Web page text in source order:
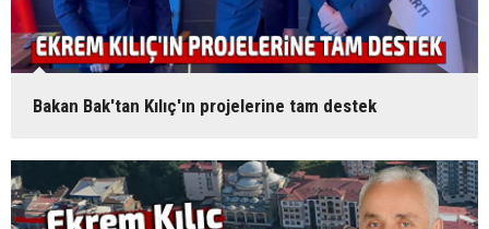
Bakan Bak'tan Kılıç'ın projelerine tam destek